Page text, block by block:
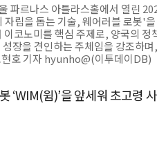
르나스 아틀라스홀에서 열린
립을 돕는 기술, 웨어러블 로봇'
코노미를 핵심 주제로, 양국의 정
장을 견인하는 주체임을 강조하
현호 기자 hyunho@(이투데이DB)
‘WIM(윔)’을 앞세워 초고령